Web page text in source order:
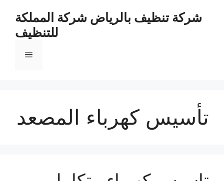
شركة تنظيف بالرياض شركة المملكة
للتنظيف
القائمة
تأسيس كهرباء المصعد